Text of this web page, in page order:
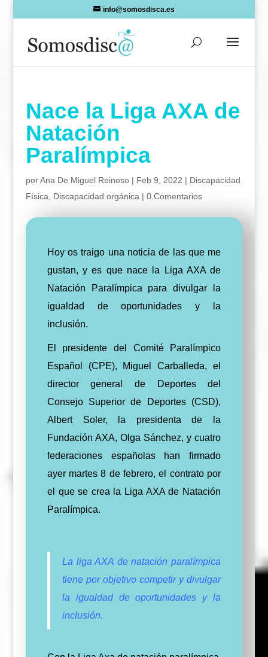
info@somosdisca.es
Nace la Liga AXA de
Natación
Paralímpica
porAna De Miguel Reinoso| Feb 9, 2022 | Discapacidad
Física
Discapacidad orgánica | 0 Comentarios
Hoy os traigo una noticia de las que me
gustan, y es que nace la Liga AXA de
Natación Paralímpica para divulgar la
igualdad de oportunidades y la
inclusión.
El presidente del Comité Paralímpico
Español (CPE), Miguel Carballeda, el
director general de Deportes del
Consejo Superior de Deportes (CSD),
Albert Soler, la presidenta de la
Fundación AXA, Olga Sánchez, y cuatro
federaciones españolas han firmado
ayer martes 8 de febrero, el contrato por
el que se crea la Liga AXA de Natación
Paralímpica.
La liga AXA de natación paralímpica
tiene por objetivo competir y divulgar
la igualdad de oportunidades y la
inclusión.